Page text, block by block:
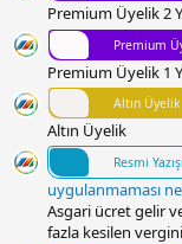
Premium Üyelik 2
Premium
Premium Üyelik 1
Altın Üyelik
Altın Üyelik
Resmi
uygulanmaması
Asgari ücret gelir
fazla kesilen